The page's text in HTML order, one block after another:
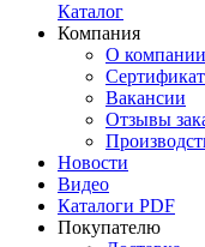
Каталог
Компания
О компании
Вакансии
Отзывы
Новости
Видео
Каталоги PDF
Покупателю